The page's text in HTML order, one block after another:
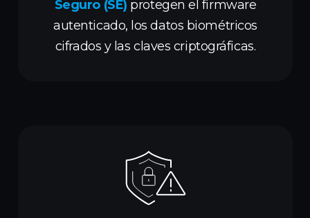
Seguro (SE) protegen el firmware
autenticado, los datos biométricos
cifrados y las claves criptográficas.